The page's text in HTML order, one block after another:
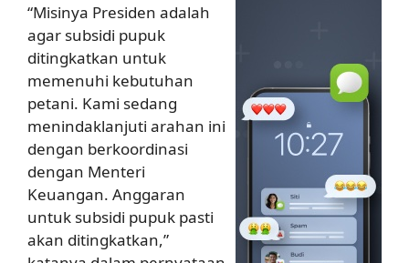
“Misinya Presiden adalah
agar subsidi pupuk
ditingkatkan untuk
memenuhi kebutuhan
petani. Kami sedang
menindaklanjuti arahan ini
dengan berkoordinasi
dengan Menteri
Keuangan. Anggaran
untuk subsidi pupuk pasti
akan ditingkatkan,”